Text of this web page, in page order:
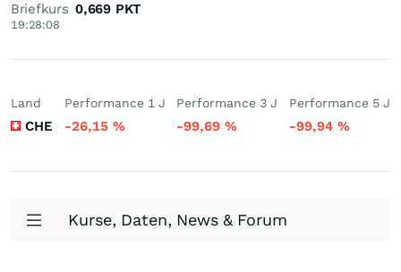
Briefkurs
19:28:08
0,669 PKT
Land
CHE
Performance 1 J
-26,15 %
Performance 3 J
-99,69%
Performance 5 J
-99,94 %
Kurse, Daten, News & Forum